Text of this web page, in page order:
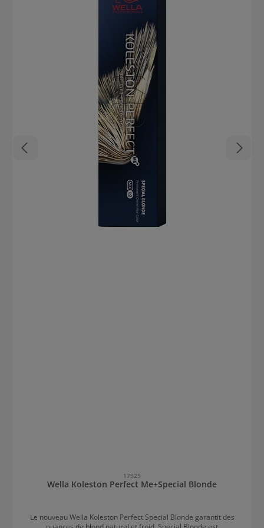
17929
Wella Koleston Perfect Me+Special Blonde
Le nouveau Wella Koleston Perfect Special Blonde garantit des